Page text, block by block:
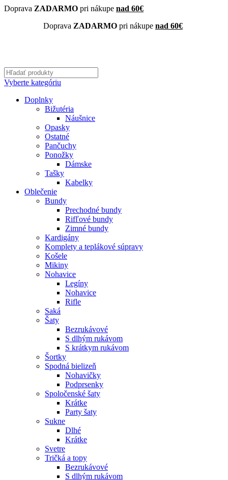
Doprava ZADARMO pri nákupe nad 60€
Doprava ZADARMO pri nákupe nad 60€
Vyberte kategóriu
Doplnky
Bižutéria
Náušnice
Opasky
Ostatné
Pančuchy
Ponožky
Dámske
Tašky
Kabelky
Oblečenie
Bundy
Prechodné bundy
Rifľové bundy
Zimné bundy
Kardigány
Komplety a teplákové súpravy
Košele
Mikiny
Nohavice
Legíny
Nohavice
Rifle
Saká
Šaty
Bezrukávové
S dlhým rukávom
S krátkym rukávom
Šortky
Spodná bielizeň
Nohavičky
Podprsenky
Spoločenské šaty
Krátke
Party šaty
Sukne
Dlhé
Krátke
Svetre
Tričká a topy
Bezrukávové
S dlhým rukávom